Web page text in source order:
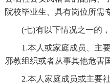
院校毕业生、具有岗位所需
(七)有以下情况之一的，
1.本人或家庭成员、主要
邪教组织或者从事其他危害
2.本人家庭成员或主要社